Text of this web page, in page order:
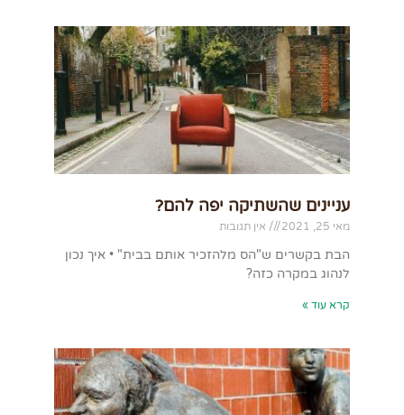
עניינים שהשתיקה יפה להם?
מאי 25, 2021 אין תגובות
הבת בקשרים ש"הס מלהזכיר אותם בבית" • איך נכון
לנהוג במקרה כזה?
קרא עוד »